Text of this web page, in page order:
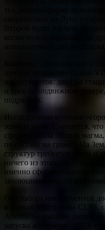
тел, редкую форму
сохранились на Луне
Комплекс «Визуальный и
лунных вулканов» (Lunar-
инструментов: двух на
и трех на подвижном
подрядчик.
Исследование куполов
земных дней. Считается,
сформировала липкая магма,
по составу на гранит. На
структур требуется океан и
ничего из этого на Луне
именно сформировались эти
эволюционировали со
Оба набора инструментов
в рамках программы CLPS,
Artemis по высадке людей
запуска аппаратов – 2026 год.